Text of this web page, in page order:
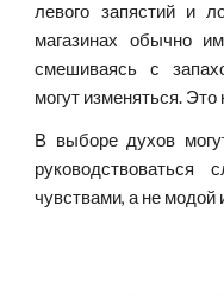
левого запястий и
магазинах обычно
смешиваясь с
могут изменяться.
В выборе духов
чувствами, а не модой